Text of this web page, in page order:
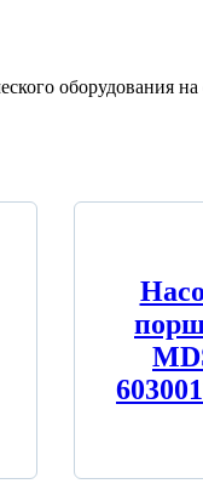
оборудования